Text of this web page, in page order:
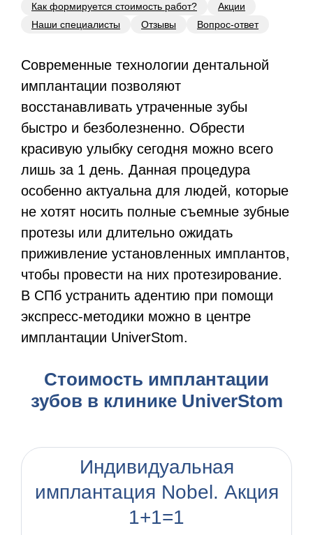
Как формируется стоимость работ?
Акции
Наши специалисты
Отзывы Вопрос-ответ
Современные технологии дентальной
имплантации позволяют
восстанавливать утраченные зубы
быстро и безболезненно. Обрести
красивую улыбку сегодня можно всего
лишь за 1 день. Данная процедура
особенно актуальна для людей, которые
не хотят носить полные съемные зубные
протезы или длительно ожидать
приживление установленных имплантов,
чтобы провести на них протезирование.
В СПб устранить адентию при помощи
экспресс-методики можно в центре
имплантации UniverStom.
Стоимость имплантации
зубов в клинике UniverStom
Индивидуальная
имплантация Nobel. Акция
1+1=1